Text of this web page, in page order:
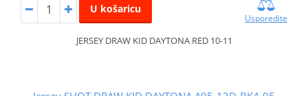
U košaricu
Usporedite
JERSEY DRAW KID DAYTONA RED 10-11